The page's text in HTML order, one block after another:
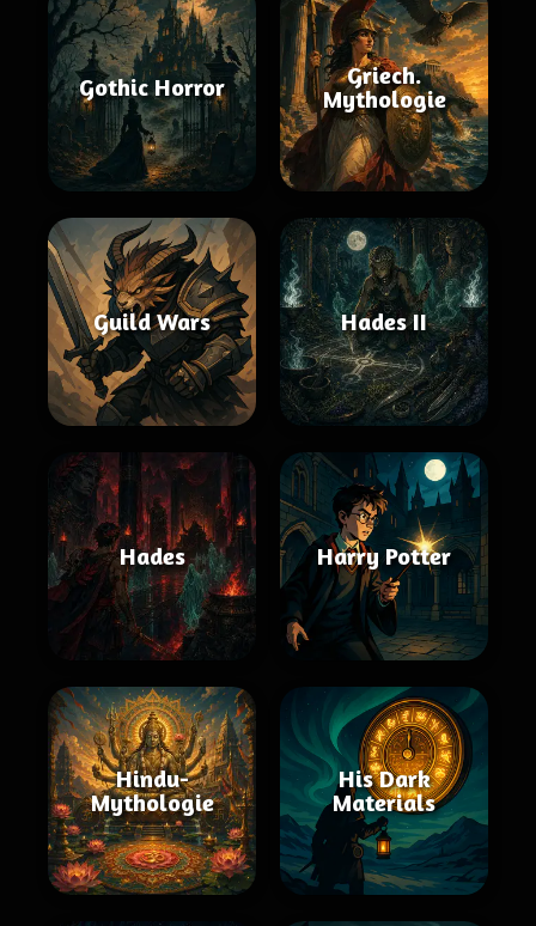
Gothic Horror
Griech.
Mythologie
Guild Wars Hades II
Hades Harry Potter
Hindu-
Mythologie
His Dark
Materials